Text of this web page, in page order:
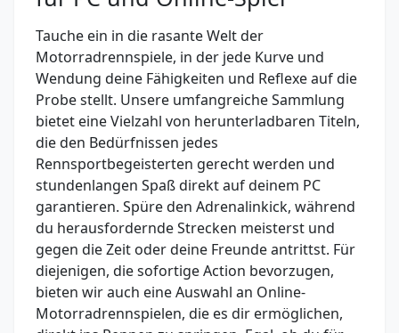
Tauche ein in die rasante Welt der
Motorradrennspiele, in der jede Kurve und
Wendung deine Fähigkeiten und Reflexe auf die
Probe stellt. Unsere umfangreiche Sammlung
bietet eine Vielzahl von herunterladbaren Titeln,
die den Bedürfnissen jedes
Rennsportbegeisterten gerecht werden und
stundenlangen Spaß direkt auf deinem PC
garantieren. Spüre den Adrenalinkick, während
du herausfordernde Strecken meisterst und
gegen die Zeit oder deine Freunde antrittst. Für
diejenigen, die sofortige Action bevorzugen,
bieten wir auch eine Auswahl an Online-
Motorradrennspielen, die es dir ermöglichen,